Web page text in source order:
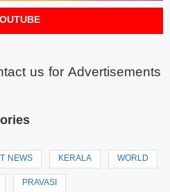
NEWS KERALA WORLD
PRAVASI